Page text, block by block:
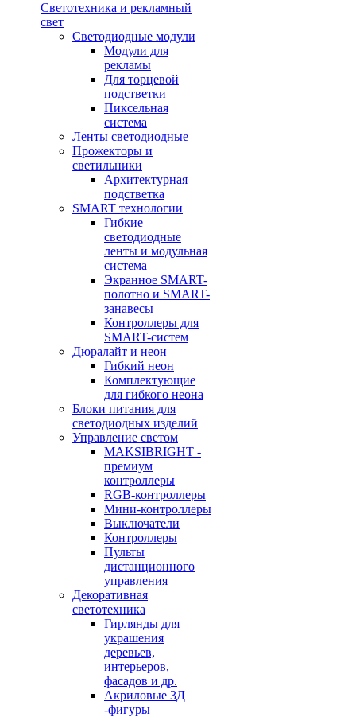
Светотехника и рекламный
свет
Светодиодные модули
Модули для
рекламы
Для торцевой
подстветки
Пиксельная
система
Ленты светодиодные
Прожекторы и
светильники
Архитектурная
подстветка
SMART технологии
Гибкие
светодиодные
ленты и модульная
система
Экранное SMART-
полотно и SMART-
занавесы
Контроллеры для
SMART-систем
Дюралайт и неон
Гибкий неон
Комплектующие
для гибкого неона
Блоки питания для
светодиодных изделий
Управление светом
MAKSIBRIGHT -
премиум
контроллеры
RGB-контроллеры
Мини-контроллеры
Выключатели
Контроллеры
Пульты
дистанционного
управления
Декоративная
светотехника
Гирлянды для
украшения
деревьев,
интерьеров,
фасадов и др.
Акриловые 3Д
-фигуры